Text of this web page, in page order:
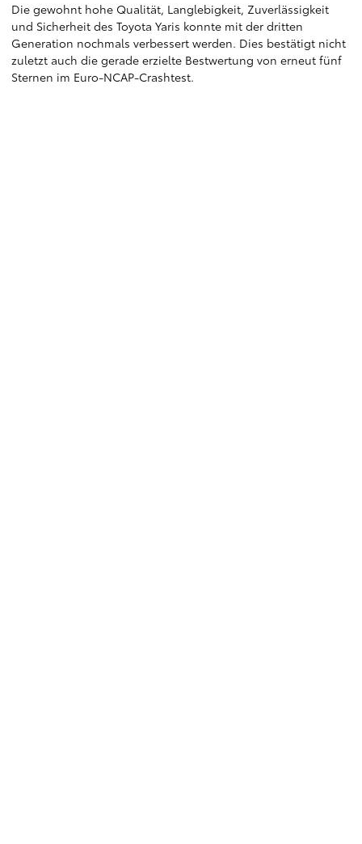
Die gewohnt hohe Qualität, Langlebigkeit, Zuverlässigkeit
und Sicherheit des Toyota Yaris konnte mit der dritten
Generation nochmals verbessert werden. Dies bestätigt nicht
zuletzt auch die gerade erzielte Bestwertung von erneut fünf
Sternen im Euro-NCAP-Crashtest.